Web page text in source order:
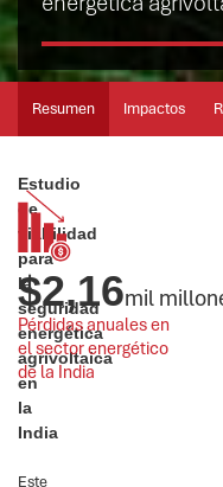
Resumen Impactos
Estudio
de
viabilidad
para
la
seguridad
energética
agrivoltaica
en
la
India
Este
Pérdidas anuales en
el sector energético
de la India
$2,16mil